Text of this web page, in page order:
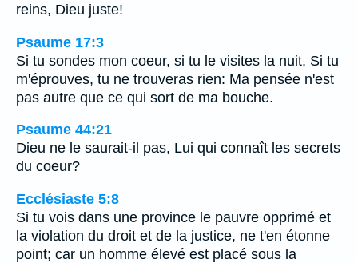
reins, Dieu juste!
Psaume 17:3
Si tu sondes mon coeur, si tu le visites la nuit, Si tu
m'éprouves, tu ne trouveras rien: Ma pensée n'est
pas autre que ce qui sort de ma bouche.
Psaume 44:21
Dieu ne le saurait-il pas, Lui qui connaît les secrets
du coeur?
Ecclésiaste 5:8
Si tu vois dans une province le pauvre opprimé et
la violation du droit et de la justice, ne t'en étonne
point; car un homme élevé est placé sous la